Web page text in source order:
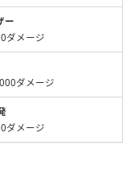
ー
ダメージ
ダメージ
ダメージ